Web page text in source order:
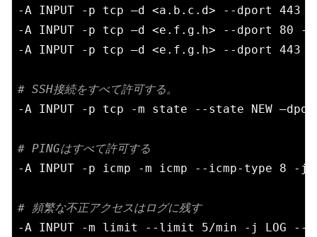
-A INPUT -p tcp –d <a.b.c.d> --dport 443 -j
-A INPUT -p tcp –d <e.f.g.h> --dport 80 -j
-A INPUT -p tcp –d <e.f.g.h> --dport 443 -j
# SSH接続をすべて許可する。
-A INPUT -p tcp -m state --state NEW
# PINGはすべて許可する
-A INPUT -p icmp -m icmp --icmp-type 8 -j
# 頻繁な不正アクセスはログに残す
-A INPUT -m limit --limit 5/min -j LOG